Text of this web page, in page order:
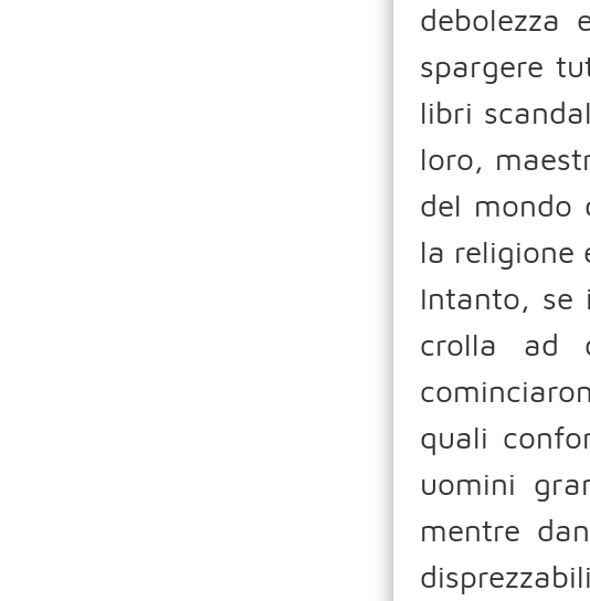
debolezza
spargere
libri
loro,
del mondo
la religione
Intanto, se
crolla ad
quali
uomini
mentre